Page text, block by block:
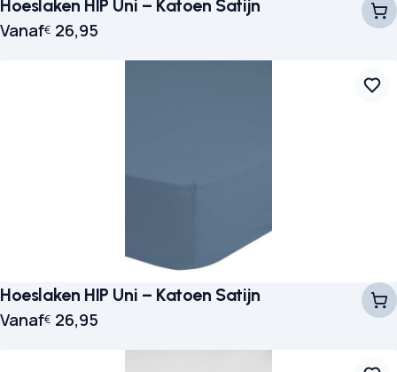
Hoeslaken HIP Uni – Katoen Satijn
Vanaf€ 26,95
Hoeslaken HIP Uni – Katoen Satijn
Vanaf€ 26,95